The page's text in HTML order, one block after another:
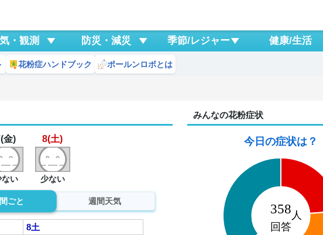
・観測 防災・減災 季節/レジャー 健康/生活
花粉症ハンドブック ポールンロボとは
金)
ない
8(土)
少ない
ごと 週間天気
8土
9
みんなの花粉症状
今日の症状は？